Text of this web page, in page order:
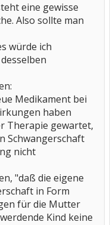
eine gewisse
Also sollte man
würde ich
Medikament bei
haben
Therapie gewartet,
Schwangerschaft
nicht
"daß die eigene
in Form
für die Mutter
Kind keine